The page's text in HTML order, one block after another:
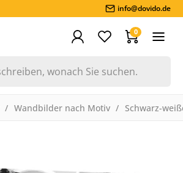
info@dovido.de
0
Wandbilder nach Motiv Schwarz-